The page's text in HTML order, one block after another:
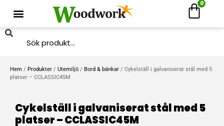
0
Hem / Produkter / Utemiljö / Bord & bänkar / Cykelställ i galvaniserat stål med 5
platser – CCLASSIC45M
Cykelställ i galvaniserat stål med 5
platser – CCLASSIC45M